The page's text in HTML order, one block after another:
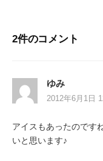
ビ
ー
シ
ン
2件のコメント
ゆみ
2012年6月1日
アイスもあったのです
いと思います♪